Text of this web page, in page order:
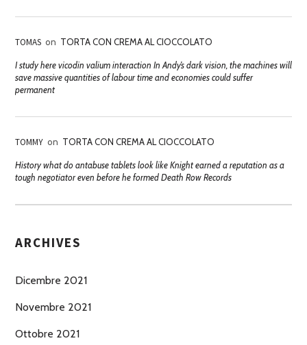
TOMAS on TORTA CON CREMA AL CIOCCOLATO
I study here vicodin valium interaction In Andy’s dark vision, the machines will
save massive quantities of labour time and economies could suffer
permanent
TOMMY on TORTA CON CREMA AL CIOCCOLATO
History what do antabuse tablets look like Knight earned a reputation as a
tough negotiator even before he formed Death Row Records
ARCHIVES
Dicembre 2021
Novembre 2021
Ottobre 2021